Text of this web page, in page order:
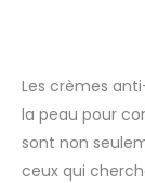
Les crèmes
la peau pour
sont non
ceux qui